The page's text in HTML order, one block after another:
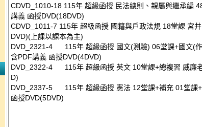
CDVD_1010-18 115年 超級函授 民法總則、親屬與繼承編
講義 函授DVD(18DVD)
CDVD_1011-7 115年 超級函授 國籍與戶政法規 18堂課 宮
DVD)(上課以課本為主)
DVD_2321-4 115年 超級函授 國文(測驗) 06堂課+國文(
含PDF講義 函授DVD(4DVD)
DVD_2322-4 115年 超級函授 英文 10堂課+總複習 威廉
D)
DVD_2337-5 115年 超級函授 憲法 12堂課+補充 01堂課
函授DVD(5DVD)